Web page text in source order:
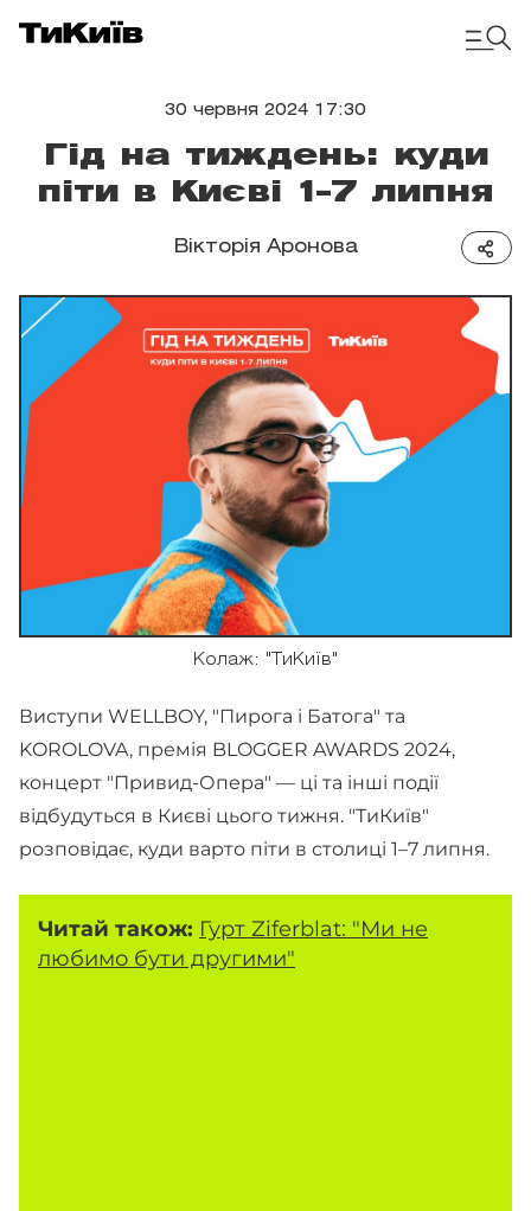
30 червня 2024 17:30
Гід на тиждень: куди
піти в Києві 1–7 липня
Вікторія Аронова
Колаж: "ТиКиїв"
Виступи WELLBOY, "Пирога і Батога" та
KOROLOVA, премія BLOGGER AWARDS 2024,
концерт "Привид-Опера" — ці та інші події
відбудуться в Києві цього тижня. "ТиКиїв"
розповідає, куди варто піти в столиці 1–7 липня.
Читай також: Гурт Ziferblat: "Ми не
любимо бути другими"